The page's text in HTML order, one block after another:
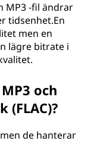
MP3 -fil ändrar
tidsenhet.En
men en
lägre bitrate i
och
de hanterar